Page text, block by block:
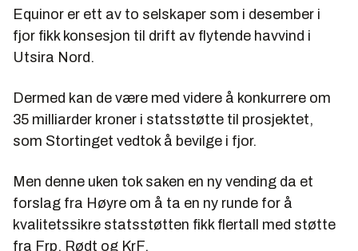
Equinor er ett av to selskaper som i desember i
fjor fikk konsesjon til drift av flytende havvind i
Utsira Nord.
Dermed kan de være med videre å konkurrere om
35 milliarder kroner i statsstøtte til prosjektet,
som Stortinget vedtok å bevilge i fjor.
Men denne uken tok saken en ny vending da et
forslag fra Høyre om å ta en ny runde for å
kvalitetssikre statsstøtten fikk flertall med støtte
fra Frp, Rødt og KrF.